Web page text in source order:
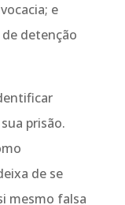
e
detenção
prisão.
de se
mesmo falsa